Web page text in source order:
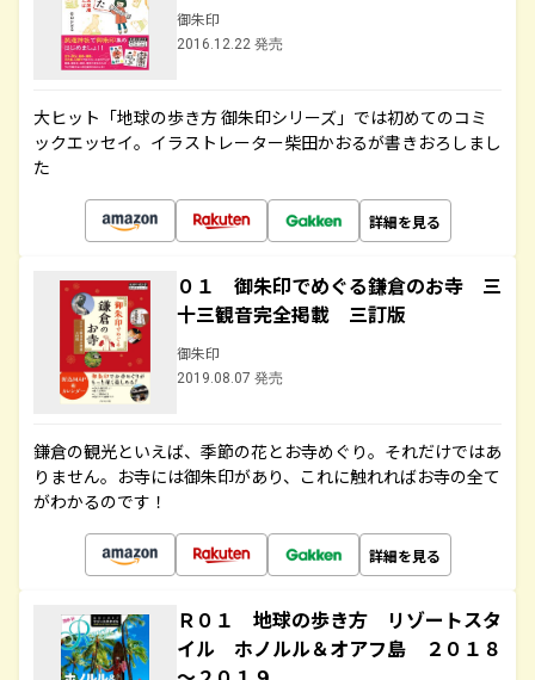
御朱印
2016.12.22 発売
大ヒット「地球の歩き方 御朱印シリーズ」では初めてのコミ
ックエッセイ。イラストレーター柴田かおるが書きおろしまし
た
詳細を見る
０１ 御朱印でめぐる鎌倉のお寺 三
十三観音完全掲載 三訂版
御朱印
2019.08.07 発売
鎌倉の観光といえば、季節の花とお寺めぐり。それだけではあ
りません。お寺には御朱印があり、これに触れればお寺の全て
がわかるのです！
詳細を見る
Ｒ０１ 地球の歩き方 リゾートスタ
イル ホノルル＆オアフ島 ２０１８